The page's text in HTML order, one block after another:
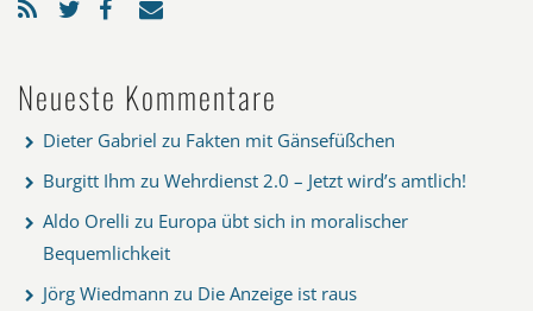
Neueste Kommentare
Dieter Gabriel zu Fakten mit Gänsefüßchen
Burgitt Ihm zu Wehrdienst 2.0 – Jetzt wird’s amtlich!
Aldo Orelli zu Europa übt sich in moralischer
Bequemlichkeit
Jörg Wiedmann zu Die Anzeige ist raus